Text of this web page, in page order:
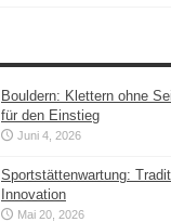
Bouldern: Klettern ohne
für den Einstieg
Juni 4, 2026
Sportstättenwartung:
Innovation
Mai 20, 2026